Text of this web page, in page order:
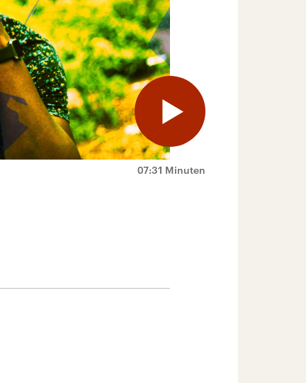
07:31 Minuten